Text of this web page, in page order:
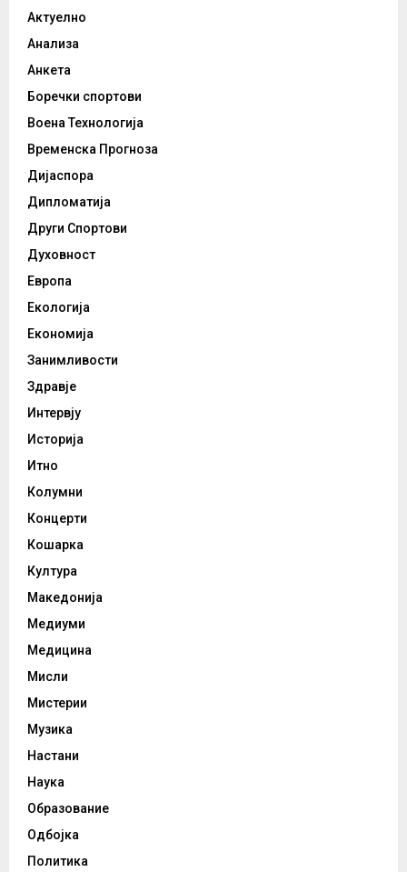
Актуелно
Анализа
Анкета
Боречки спортови
Воена Технологија
Временска Прогноза
Дијаспора
Дипломатија
Други Спортови
Духовност
Европа
Екологија
Економија
Занимливости
Здравје
Интервју
Историја
Итно
Колумни
Концерти
Кошарка
Култура
Македонија
Медиуми
Медицина
Мисли
Мистерии
Музика
Настани
Наука
Образование
Одбојка
Политика